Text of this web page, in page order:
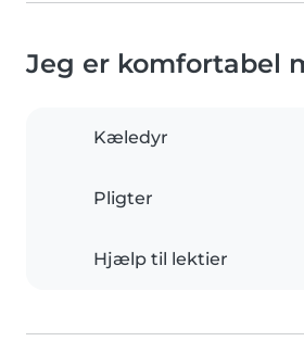
Jeg er komfortabel
Kæledyr
Pligter
Hjælp til lektier